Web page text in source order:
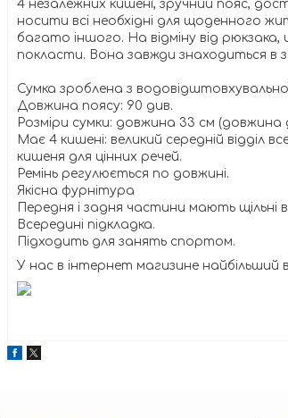
4 незалежних кишені, зручний пояс,
носити всі необхідні для щоденного
багато іншого. На відміну від
покласти. Вона завжди знаходиться в
Сумка зроблена з
Довжина поясу: 90 див.
Розміри сумки: довжина 33 см
Має 4 кишені: великий середній відділ
кишеня для цінних речей.
Ремінь регулюється по довжині.
Якісна фурнітура
Передня і задня частини мають щільні
Всередині підкладка.
Підходить для занять спортом.
У нас в інтернет магизине найбільший